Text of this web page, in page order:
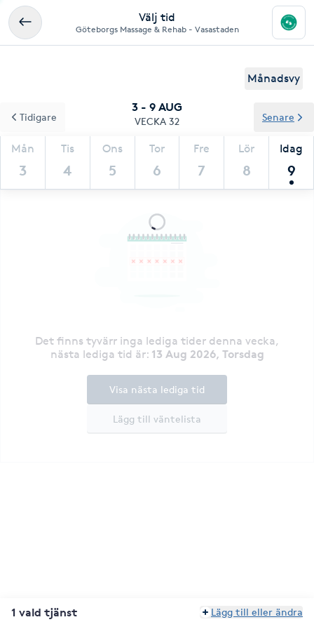
Välj tid
Göteborgs Massage & Rehab - Vasastaden
Månadsvy
3 - 9 AUG
VECKA 32
Mån
3
Tis
4
Ons
5
Tor
6
Fre
7
Lör
8
Idag
9
Tidigare Senare
Det finns tyvärr inga lediga tider denna vecka,
nästa lediga tid är: 13 Aug 2026, Torsdag
Lägg till väntelista
Visa nästa lediga tid
1 vald tjänst Lägg till eller ändra